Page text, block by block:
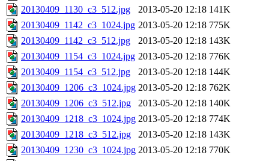
20130409_1130_c3_512.jpg
2013-05-20 12:18 141K
20130409_1142_c3_1024.jpg 2013-05-20 12:18 775K
20130409_1142_c3_512.jpg
2013-05-20 12:18 143K
20130409_1154_c3_1024.jpg 2013-05-20 12:18 776K
20130409_1154_c3_512.jpg
2013-05-20 12:18 144K
20130409_1206_c3_1024.jpg 2013-05-20 12:18 762K
20130409_1206_c3_512.jpg
2013-05-20 12:18 140K
20130409_1218_c3_1024.jpg 2013-05-20 12:18 774K
20130409_1218_c3_512.jpg
2013-05-20 12:18 143K
20130409_1230_c3_1024.jpg 2013-05-20 12:18 770K